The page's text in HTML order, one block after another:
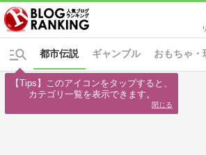
ギャンブル おもちゃ・
都市伝説
【Tips】このアイコンをタップすると、
カテゴリ一覧を表示できます。
閉じる